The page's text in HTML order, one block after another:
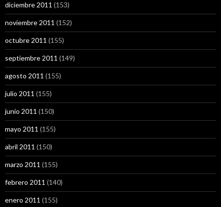
diciembre 2011 (153)
noviembre 2011 (152)
octubre 2011 (155)
septiembre 2011 (149)
agosto 2011 (155)
julio 2011 (155)
junio 2011 (150)
mayo 2011 (155)
abril 2011 (150)
marzo 2011 (155)
febrero 2011 (140)
enero 2011 (155)